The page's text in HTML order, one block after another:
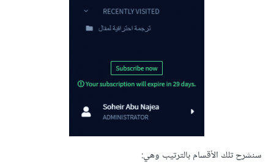
سنشرح تلك الأقسام بالترتيب وهي: